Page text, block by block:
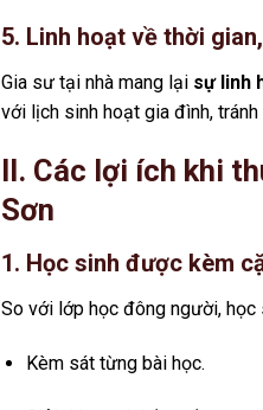
5. Linh hoạt về thời
Gia sư tại nhà mang lại sự linh
với lịch sinh hoạt gia đình,
II. Các lợi ích khi
Sơn
1. Học sinh được kèm
So với lớp học đông người,
Kèm sát từng bài học.